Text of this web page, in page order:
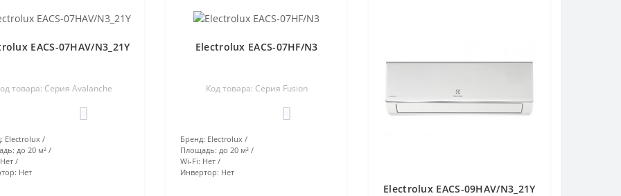
EACS-07HAV/N3_21Y
товара: Серия Avalanche
Electrolux
до 20 м²
Нет
Нет
Electrolux EACS-07HF/N3
Код товара: Серия Fusion
Бренд: Electrolux
Площадь: до 20 м²
Wi-Fi: Нет
Инвертор: Нет
Electrolux EACS-09HAV/N3_21Y